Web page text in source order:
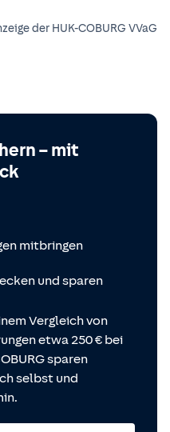
der HUK-COBURG VVaG
– mit
mitbringen
und sparen
Vergleich von
etwa 250 € bei
sparen
selbst und